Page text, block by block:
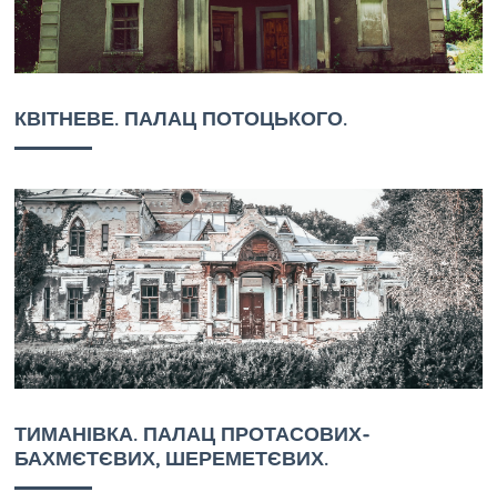
КВІТНЕВЕ. ПАЛАЦ ПОТОЦЬКОГО.
ТИМАНІВКА. ПАЛАЦ ПРОТАСОВИХ-
БАХМЄТЄВИХ, ШЕРЕМЕТЄВИХ.